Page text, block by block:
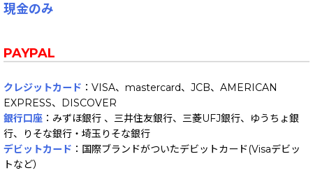
現金のみ
PAYPAL
クレジットカード ：VISA、mastercard、JCB、AMERICAN
EXPRESS、DISCOVER
銀行口座 ：みずほ銀行 、三井住友銀行、三菱UFJ銀行、ゆうちょ銀
行、りそな銀行・埼玉りそな銀行
デビットカード ：国際ブランドがついたデビットカード(Visaデビッ
トなど）